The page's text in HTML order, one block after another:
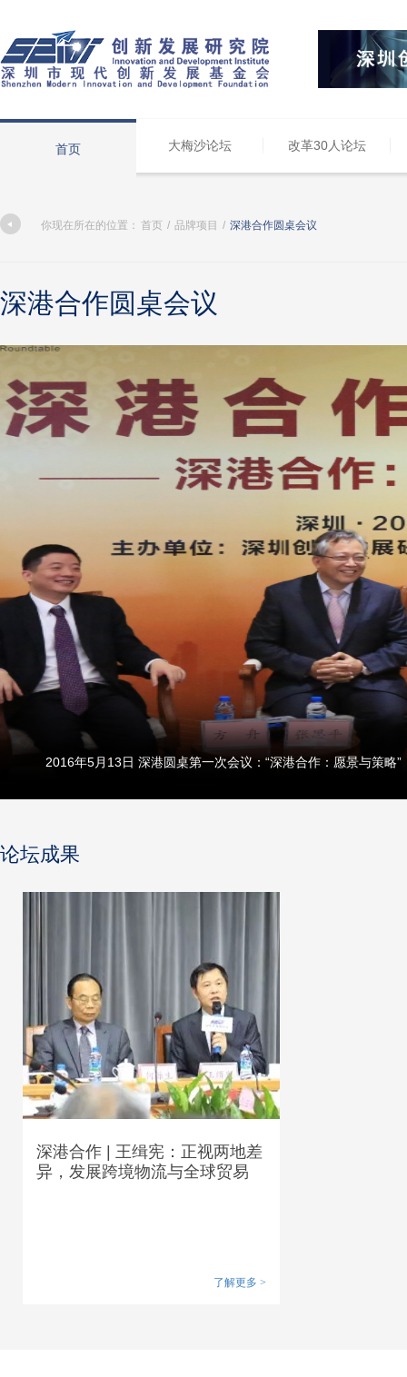
首页 大梅沙论坛 改革30人论坛
你现在所在的位置： 首页 / 品牌项目 / 深港合作圆桌会议
深港合作圆桌会议
2016年5月13日 深港圆桌第一次会议：“深港合作：愿景与策略”
论坛成果
深港合作 | 王缉宪：正视两地差
异，发展跨境物流与全球贸易
了解更多 >